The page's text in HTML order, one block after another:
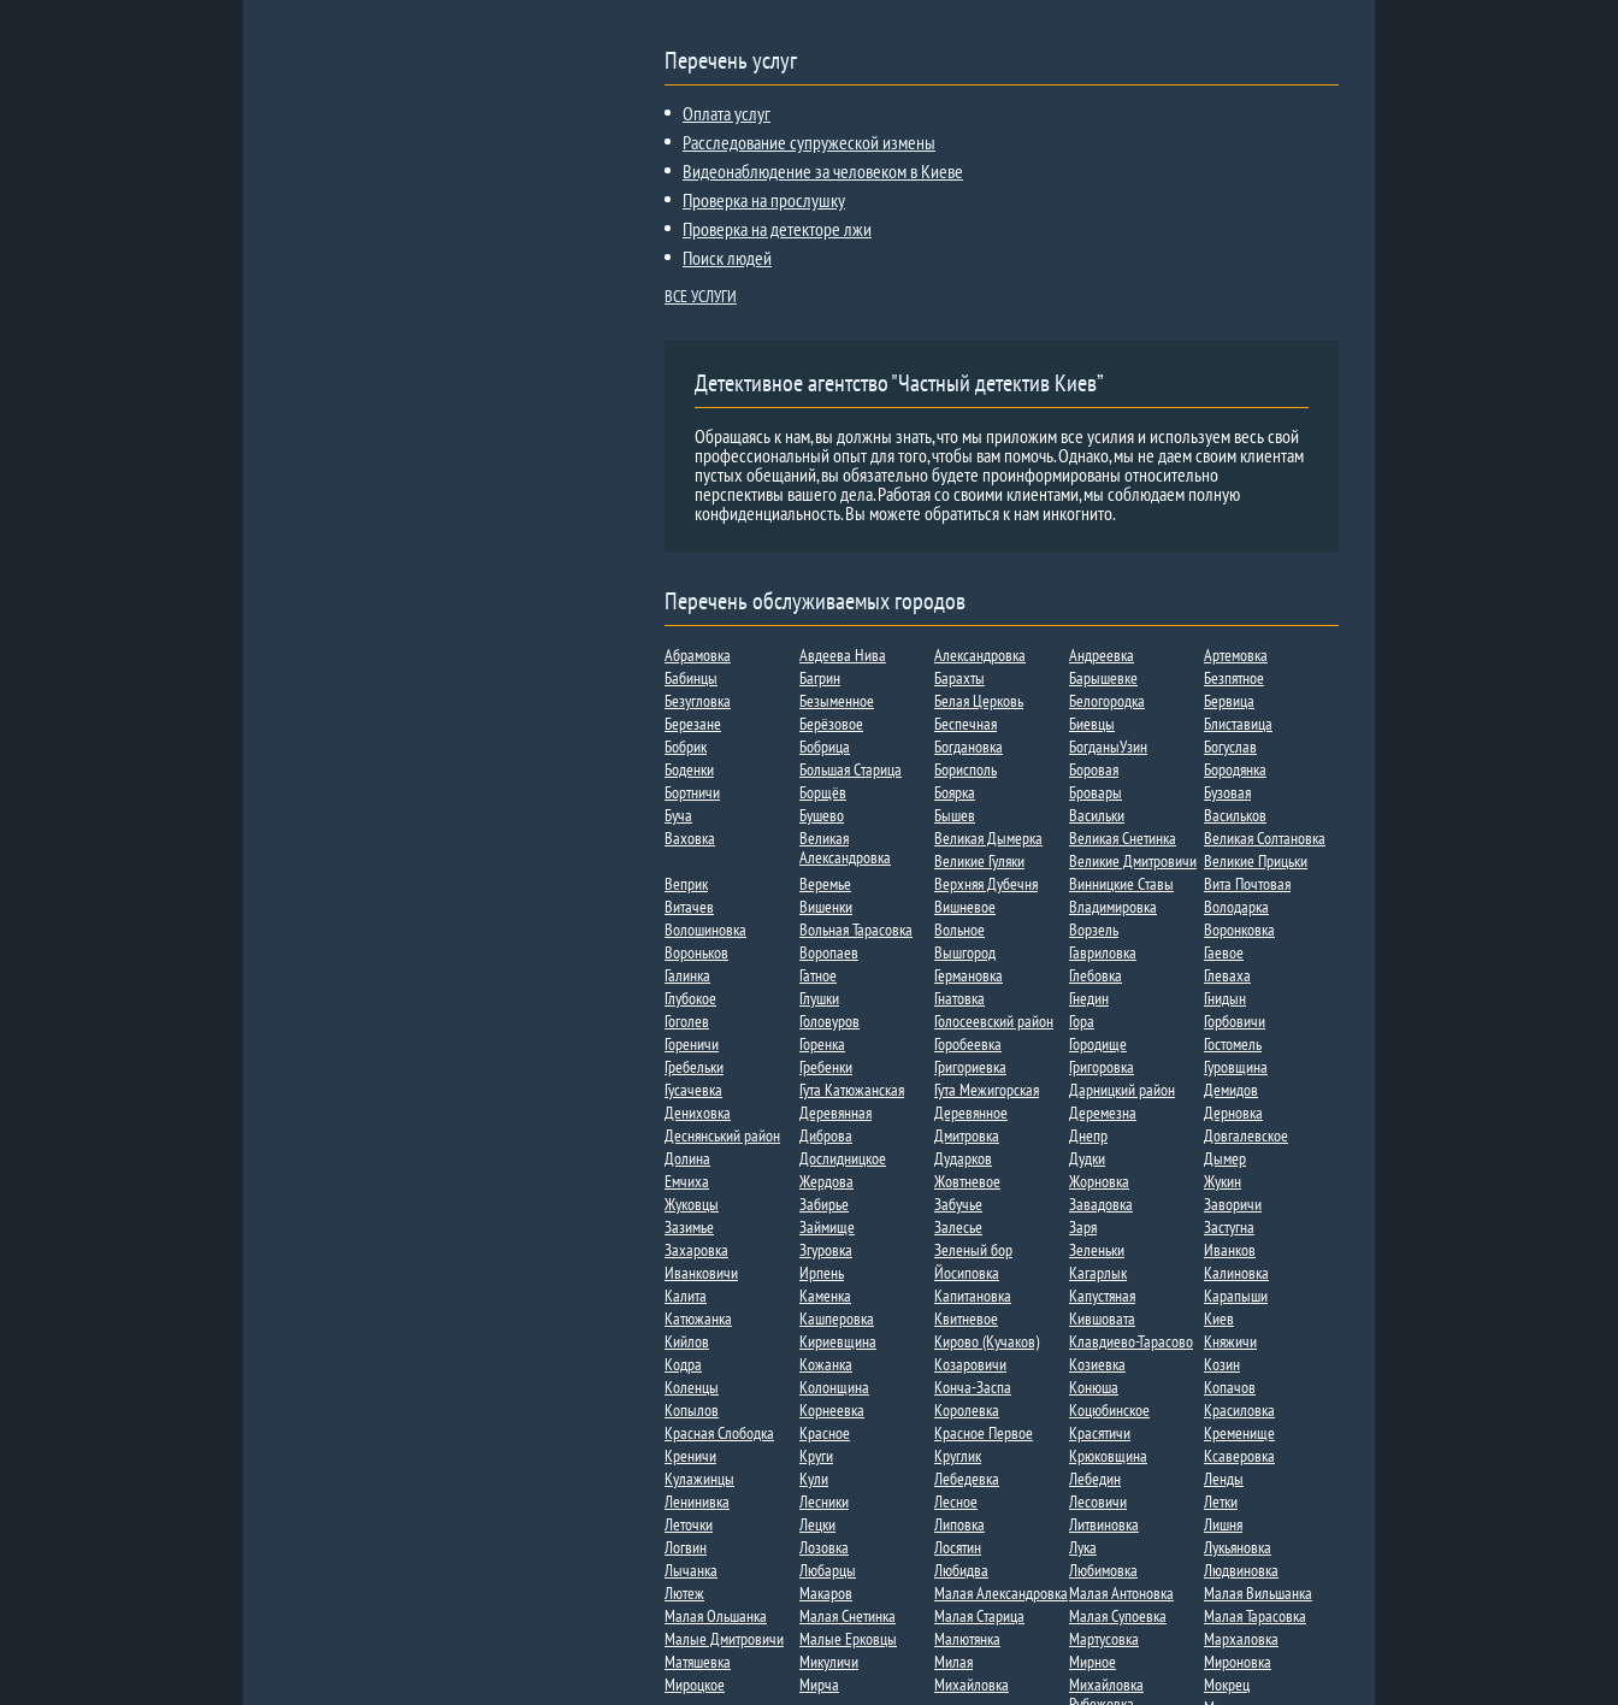
Перечень услуг
Оплата услуг
Расследование супружеской измены
Видеонаблюдение за человеком в Киеве
Проверка на прослушку
Проверка на детекторе лжи
Поиск людей
ВСЕ УСЛУГИ
Детективное агентство "Частный детектив Киев”
Обращаясь к нам, вы должны знать, что мы приложим все усилия и используем весь свой
профессиональный опыт для того, чтобы вам помочь. Однако, мы не даем своим клиентам
пустых обещаний, вы обязательно будете проинформированы относительно
перспективы вашего дела. Работая со своими клиентами, мы соблюдаем полную
конфиденциальность. Вы можете обратиться к нам инкогнито.
Перечень обслуживаемых городов
Абрамовка Авдеева Нива Александровка Андреевка
Артемовка
Бабинцы
Багрин Барахты Барышевке
Безпятное
Безугловка
Безыменное Белая Церковь Белогородка
Бервица
Березане
Берёзовое Беспечная Биевцы
Блиставица
Бобрик
Бобрица​​ Богдановка БогданыУзин
Богуслав
Боденки​
Большая Старица Борисполь Боровая
Бородянка
Бортничи
Борщёв Боярка Бровары
Бузовая
Буча
Бушево Бышев Васильки
Васильков
Ваховка​​
Великая
Александровка​
Великая Дымерка Великая Снетинка
Великая Солтановка
Великие Гуляки
Великие Дмитровичи​ Великие Прицьки
Веприк
Веремье Верхняя Дубечня​ Винницкие Ставы
Вита Почтовая
Витачев
Вишенки Вишневое Владимировка​
Володарка
Волошиновка
Вольная Тарасовка Вольное Ворзель
Воронковка​
Вороньков​
Воропаев​ Вышгород Гавриловка
Гаевое
Галинка
Гатное Германовка Глебовка​
Глеваха
Глубокое
Глушки Гнатовка Гнедин
Гнидын
Гоголев
Головуров Голосеевский район Гора
Горбовичи
Гореничи
Горенка Горобеевка Городище
Гостомель
Гребельки
Гребенки Григориевка Григоровка
Гуровщина
Гусачевка
Гута Катюжанская Гута Межигорская​ Дарницкий район
Демидов
Дениховка
Деревянная Деревянное Деремезна​​
Дерновка
Деснянський район
Диброва Дмитровка​ Днепр
Довгалевское
Долина
Дослидницкое Дударков Дудки
Дыме​р
Емчиха
Жердова Жовтневое Жорновка​
Жукин
Жуковцы
Забирье Забучье Завадовка
Заворичи
Зазимье​
Займище Залесье Заря
Застугна​
Захаровка
Згуровка Зеленый бор Зеленьки
Иванков
Иванковичи
Ирпень Йосиповка Кагарлык
Калиновка
Калита
Каменка Капитановка Капустяная
Карапыши
Катюжанка
Кашперовка Квитневое​ Кившовата
Киев
Кийлов
Кириевщина Кирово (Кучаков) Клавдиево-Тарасово Княжичи
Кодра
Кожанка Козаровичи Козиевка
Козин
Коленцы
Колонщина Конча-Заспа Конюша
Копачов
Копылов
Корнеевка Королевка Коцюбинское
Красиловка
Красная Слободка​
Красное Красное Первое​ Красятичи
Кременище
Креничи
Круги Круглик Крюковщина
Ксаверовка
Кулажинцы
Кули Лебедевка​ Лебедин
Ленды​
Ленинивка
Лесники Лесное Лесовичи
Летки​
Леточки
Лецки Липовка Литвиновка​
Лишня
Логвин
Лозовка Лосятин Лука
Лукьяновка
Лычанка​
Любарцы Любидва Любимовка
Людвиновка
Лютеж
Макаров Малая АлександровкаМалая Антоновка
Малая Вильшанка
Малая Ольшанка​
Малая Снетинка Малая Старица Малая Супоевка
Малая Тарасовка
Малые Дмитровичи​
Малые Ерковцы Малютянка Мартусовка
Мархаловка
Матяшевка
Микуличи Милая​ Мирное
Мироновка
Мироцкое
Мирча Михайловка
Михайловка
Мокрец